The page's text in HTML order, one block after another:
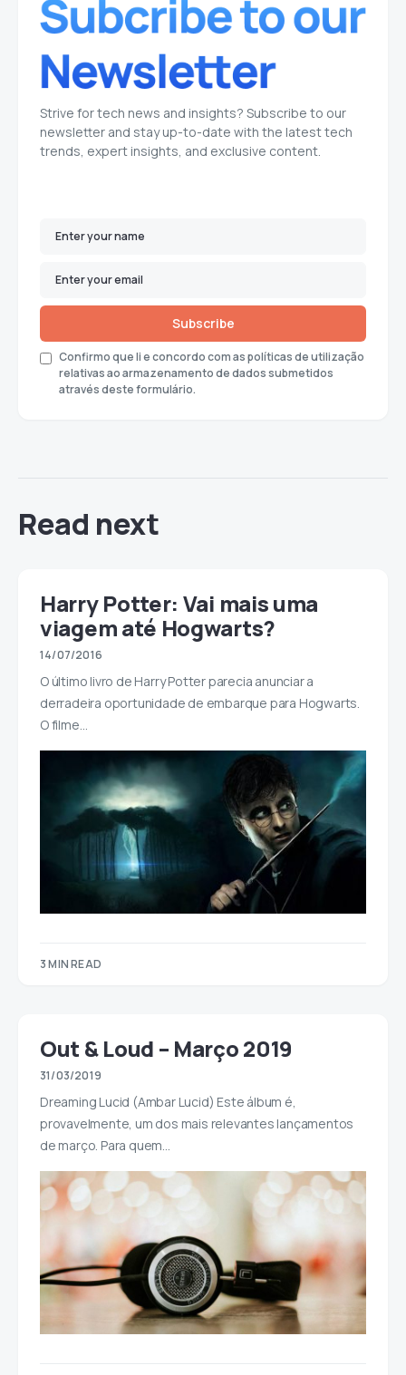
Strive for tech news and insights? Subscribe to our
newsletter and stay up-to-date with the latest tech
trends, expert insights, and exclusive content.
Subscribe
Confirmo que li e concordo com as políticas de utilização
relativas ao armazenamento de dados submetidos
através deste formulário.
Read next
Harry Potter: Vai mais uma
viagem até Hogwarts?
14/07/2016
O último livro de Harry Potter parecia anunciar a
derradeira oportunidade de embarque para Hogwarts.
O filme…
3 MIN READ
Out & Loud – Março 2019
31/03/2019
Dreaming Lucid (Ambar Lucid) Este álbum é,
provavelmente, um dos mais relevantes lançamentos
de março. Para quem…